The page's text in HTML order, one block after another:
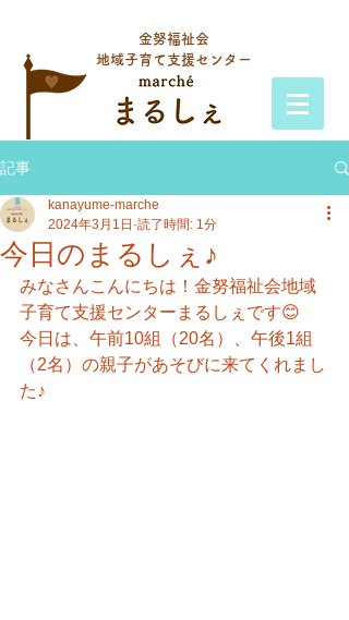
金努福祉会
地域子育て支援センター
記事
今日のまるしぇ♪
kanayume-marche
2024年3月1日 読了時間: 1分
みなさんこんにちは！金努福祉会地域
子育て支援センターまるしぇです😊
今日は、午前10組（20名）、午後1組
（2名）の親子があそびに来てくれまし
た♪